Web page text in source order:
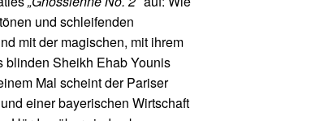
und schleifenden
mit der magischen, mit ihrem
Sheikh Ehab Younis
Mal scheint der Pariser
einer bayerischen Wirtschaft